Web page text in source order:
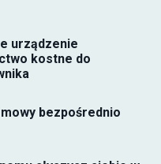
urządzenie
kostne do
bezpośrednio